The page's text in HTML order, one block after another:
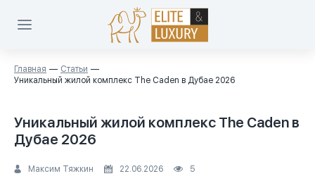
Главная
Статьи
Уникальный жилой комплекс The Caden в Дубае 2026
Уникальный жилой комплекс The Caden в
Дубае 2026
Максим Тяжкин 22.06.2026 5